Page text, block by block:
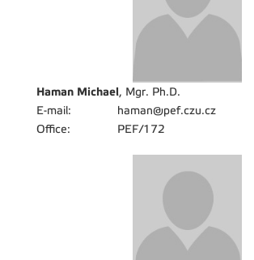
Haman Michael, Mgr. Ph.D.
E-mail:
haman@pef.czu.cz
Office:
PEF/172